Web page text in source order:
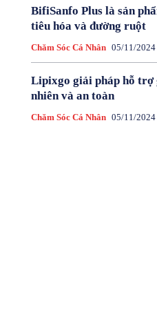
BifiSanfo Plus là sản
tiêu hóa và đường ruột
Chăm Sóc Cá Nhân 05/11/2024
Lipixgo giải pháp hỗ trợ
nhiên và an toàn
Chăm Sóc Cá Nhân 05/11/2024